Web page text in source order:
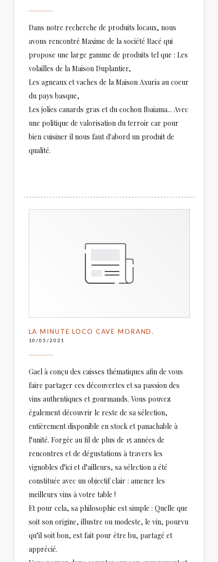
Dans notre recherche de produits locaux, nous
avons rencontré Maxime de la société Racé qui
propose une large gamme de produits tel que : Les
volailles de la Maison Duplantier,
Les agneaux et vaches de la Maison Axuria au coeur
du pays basque,
Les jolies canards gras et du cochon Ibaiama... Avec
une politique de valorisation du terroir car pour
bien cuisiner il nous faut d'abord un produit de
qualité.
LA MINUTE LOCO CAVE MORAND.
10/05/2021
Gael à conçu des caisses thématiques afin de vous
faire partager ces découvertes et sa passion des
vins authentiques et gourmands. Vous pouvez
également découvrir le reste de sa sélection,
entièrement disponible en stock et panachable à
l’unité. Forgée au fil de plus de 15 années de
rencontres et de dégustations à travers les
vignobles d’ici et d’ailleurs, sa sélection a été
constituée avec un objectif clair : amener les
meilleurs vins à votre table !
Et pour cela, sa philosophie est simple : Quelle que
soit son origine, illustre ou modeste, le vin, pourvu
qu’il soit bon, est fait pour être bu, partagé et
apprécié.